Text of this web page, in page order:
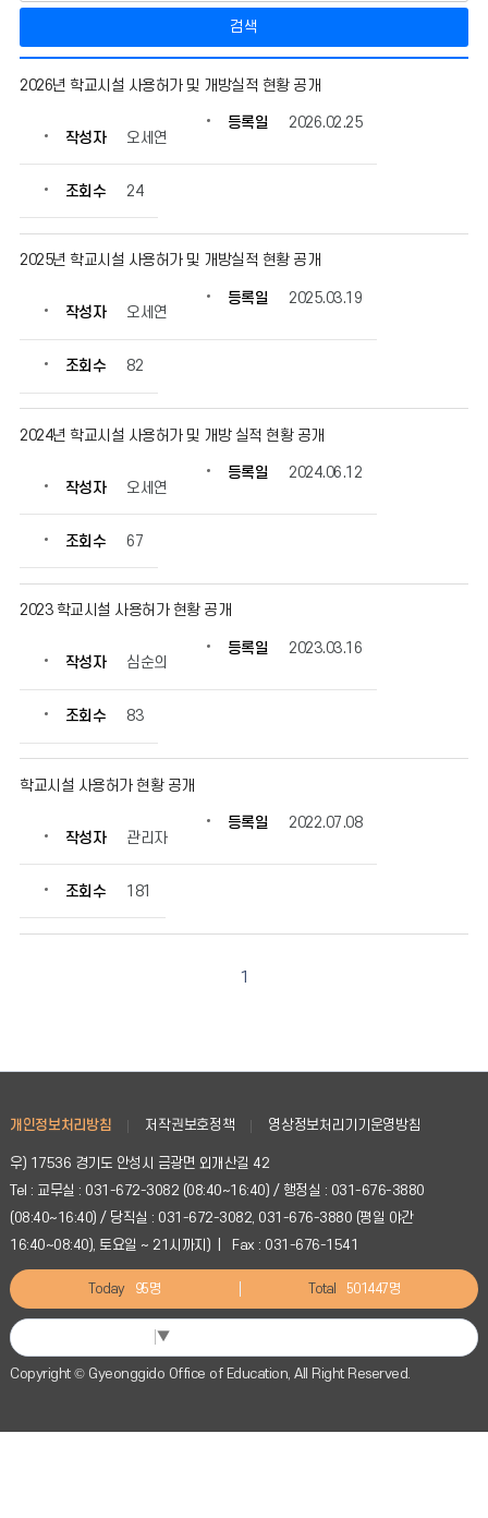
검색
교
개
황
의
번
제
목,
작
수
를
할
수
2026년 학교시설 사용허가 및 개방실적 현황 공개
작성자 오세연
등록일 2026.02.25
조회수 24
2025년 학교시설 사용허가 및 개방실적 현황 공개
작성자 오세연
등록일 2025.03.19
조회수 82
2024년 학교시설 사용허가 및 개방 실적 현황 공개
작성자 오세연
등록일 2024.06.12
조회수 67
2023 학교시설 사용허가 현황 공개
작성자 심순의
등록일 2023.03.16
조회수 83
학교시설 사용허가 현황 공개
작성자 관리자
등록일 2022.07.08
조회수 181
1
개인정보처리방침 저작권보호정책 영상정보처리기기운영방침
우) 17536 경기도 안성시 금광면 외개산길 42
Tel : 교무실 : 031-672-3082 (08:40~16:40) / 행정실 : 031-676-3880
(08:40~16:40) / 당직실 : 031-672-3082, 031-676-3880 (평일 야간
16:40~08:40), 토요일 ~ 21시까지) | Fax : 031-676-1541
Today 95명 Total 501447명
▼
Copyright © Gyeonggido Office of Education, All Right Reserved.